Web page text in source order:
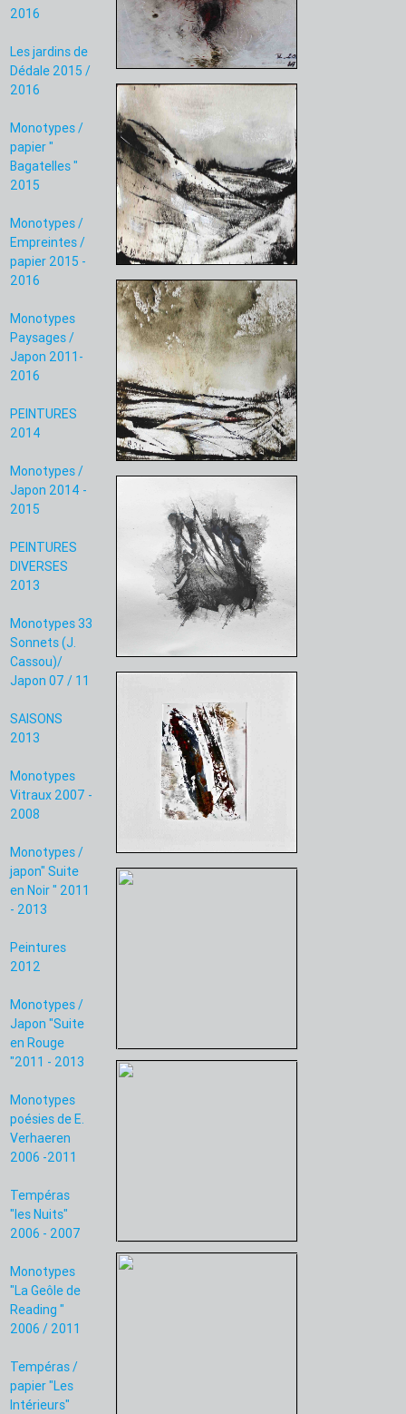
2016
Les jardins de
Dédale 2015 /
2016
Monotypes /
papier "
Bagatelles "
2015
Monotypes /
Empreintes /
papier 2015 -
2016
Monotypes
Paysages /
Japon 2011-
2016
PEINTURES
2014
Monotypes /
Japon 2014 -
2015
PEINTURES
DIVERSES
2013
Monotypes 33
Sonnets (J.
Cassou)/
Japon 07 / 11
SAISONS
2013
Monotypes
Vitraux 2007 -
2008
Monotypes /
japon" Suite
en Noir " 2011
- 2013
Peintures
2012
Monotypes /
Japon "Suite
en Rouge
"2011 - 2013
Monotypes
poésies de E.
Verhaeren
2006 -2011
Tempéras
"les Nuits"
2006 - 2007
Monotypes
"La Geôle de
Reading "
2006 / 2011
Tempéras /
papier "Les
Intérieurs"